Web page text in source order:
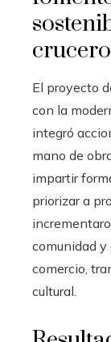
El proyecto
con la
integró
mano de
impartir
priorizar a
comunidad
comercio,
cultural.